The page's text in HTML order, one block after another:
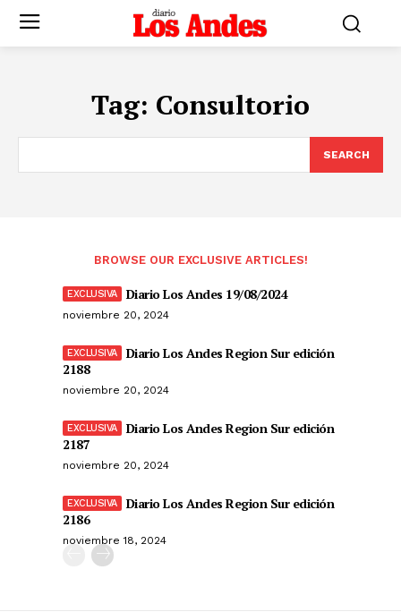
Tag: Consultorio
SEARCH
BROWSE OUR EXCLUSIVE ARTICLES!
Diario Los Andes 19/08/2024
noviembre 20, 2024
Diario Los Andes Region Sur edición
2188
noviembre 20, 2024
Diario Los Andes Region Sur edición
2187
noviembre 20, 2024
Diario Los Andes Region Sur edición
2186
noviembre 18, 2024